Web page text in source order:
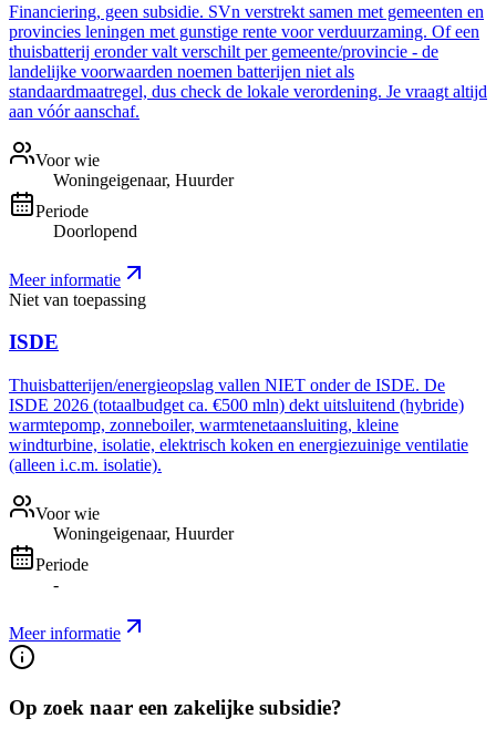
Financiering, geen subsidie. SVn verstrekt samen met gemeenten en
provincies leningen met gunstige rente voor verduurzaming. Of een
thuisbatterij eronder valt verschilt per gemeente/provincie - de
landelijke voorwaarden noemen batterijen niet als
standaardmaatregel, dus check de lokale verordening. Je vraagt altijd
aan vóór aanschaf.
Voor wie
Woningeigenaar, Huurder
Periode
Doorlopend
Meer informatie
Niet van toepassing
ISDE
Thuisbatterijen/energieopslag vallen NIET onder de ISDE. De
ISDE 2026 (totaalbudget ca. €500 mln) dekt uitsluitend (hybride)
warmtepomp, zonneboiler, warmtenetaansluiting, kleine
windturbine, isolatie, elektrisch koken en energiezuinige ventilatie
(alleen i.c.m. isolatie).
Voor wie
Woningeigenaar, Huurder
Periode
-
Meer informatie
Op zoek naar een zakelijke subsidie?